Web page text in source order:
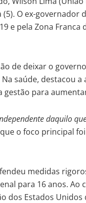
O ex-governador
e pela Zona
de deixar o
saúde, destacou
gestão para
daquilo
o foco principal
medidas
para 16 anos.
dos Estados